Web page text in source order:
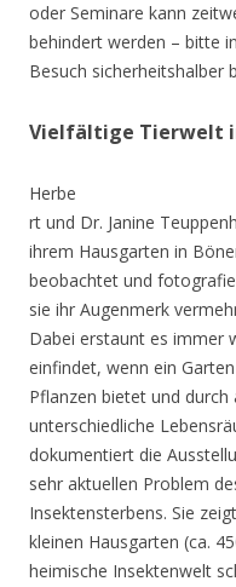
oder Seminare kann
behindert werden – bitte
Besuch sicherheitshalber
Vielfältige Tierwelt
Herbe
rt und Dr. Janine
ihrem Hausgarten in
beobachtet und
sie ihr Augenmerk
Dabei erstaunt es immer
einfindet, wenn ein
Pflanzen bietet und
unterschiedliche
dokumentiert die
sehr aktuellen Problem
Insektensterbens. Sie
kleinen Hausgarten (ca.
heimische Insektenwelt